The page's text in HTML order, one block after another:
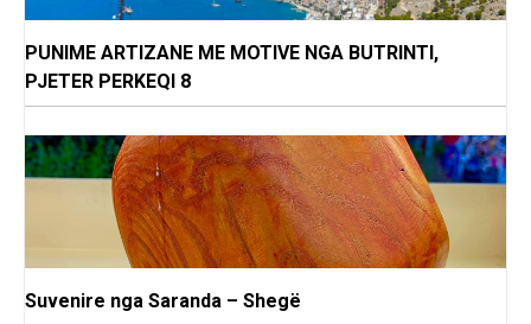
PUNIME ARTIZANE ME MOTIVE NGA BUTRINTI,
PJETER PERKEQI 8
Suvenire nga Saranda – Shegë